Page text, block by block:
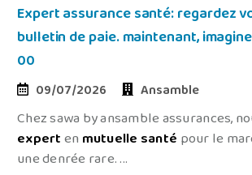
Expert assurance santé: regardez
bulletin de paie. maintenant,
00
09/07/2026 Ansamble
Chez sawa by ansamble assurances,
expertenmutuelle santé pour le
une denrée rare. ...